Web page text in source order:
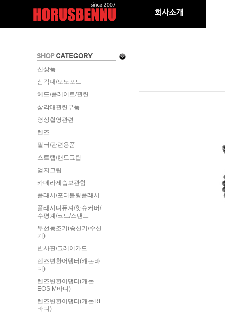
신상품
삼각대/모노포드
헤드/플레이트/관련
삼각대관련부품
영상촬영관련
렌즈
필터/관련용품
스트랩/핸드그립
엄지그립
카메라제습보관함
플래시/포터블링플래시
플래시디퓨져/핫슈커버/
수평계/코드/스탠드
무선동조기(송신기/수신
기)
반사판/그레이카드
렌즈변환어댑터(캐논바
디)
렌즈변환어댑터(캐논
EOS M바디)
렌즈변환어댑터(캐논RF
바디)